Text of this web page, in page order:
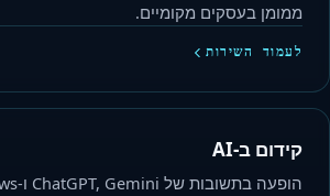
ממומן בעסקים מקומיים.
לעמוד השירות
קידום ב-AI